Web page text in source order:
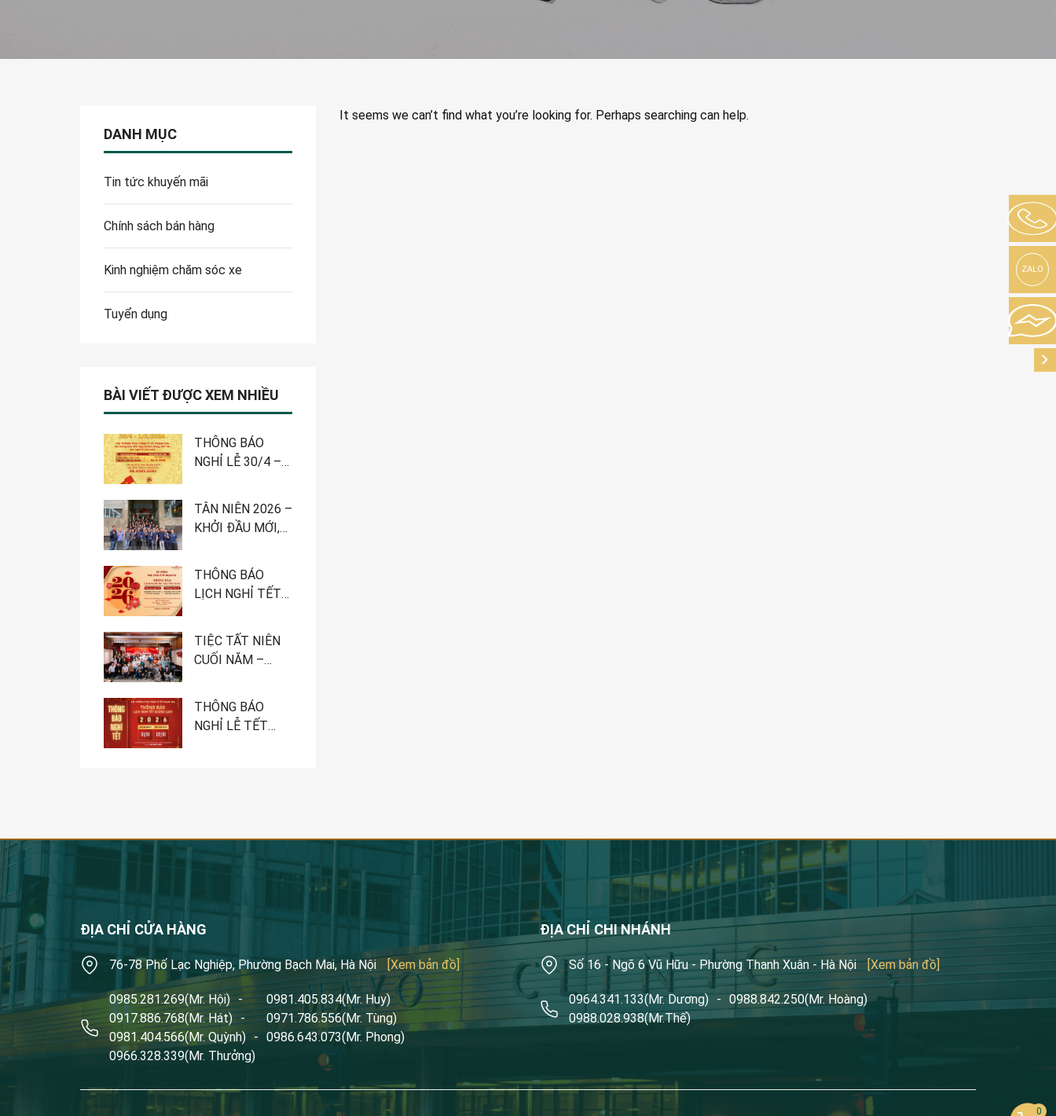
DANH MỤC
Tin tức khuyến mãi
Chính sách bán hàng
Kinh nghiệm chăm sóc xe
Tuyển dụng
BÀI VIẾT ĐƯỢC XEM NHIỀU
THÔNG BÁO
NGHỈ LỄ 30/4 –
TÂN NIÊN 2026 –
KHỞI ĐẦU MỚI,
THÔNG BÁO
LỊCH NGHỈ TẾT
2026 – HỆ
THỐNG PHỤ
TIỆC TẤT NIÊN
CUỐI NĂM –
NHÌN LẠI MỘT
NĂM PHÁT
THÔNG BÁO
NGHỈ LỄ TẾT
It seems we can’t find what you’re looking for. Perhaps searching can help.
ĐỊA CHỈ CỬA HÀNG
76-78 Phố Lạc Nghiệp, Phường Bạch Mai, Hà Nội [Xem bản đồ]
0985.281.269(Mr. Hội) - 0981.405.834(Mr. Huy)
0917.886.768(Mr. Hát) - 0971.786.556(Mr. Tùng)
0981.404.566(Mr. Quỳnh) - 0986.643.073(Mr. Phong)
0966.328.339(Mr. Thưởng)
ĐỊA CHỈ CHI NHÁNH
Số 16 - Ngõ 6 Vũ Hữu - Phường Thanh Xuân - Hà Nội [Xem bản đồ]
0964.341.133(Mr. Dương) - 0988.842.250(Mr. Hoàng)
0988.028.938(Mr.Thế)
0
ZALO